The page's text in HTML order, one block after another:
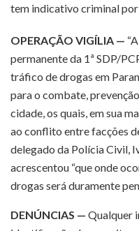
tem indicativo criminal
OPERAÇÃO VIGÍLIA —
permanente da 1ª SDP/
tráfico de drogas em
para o combate,
cidade, os quais, em sua
ao conflito entre facções
delegado da Polícia Civil,
acrescentou “que onde
drogas será duramente
DENÚNCIAS — Qualquer